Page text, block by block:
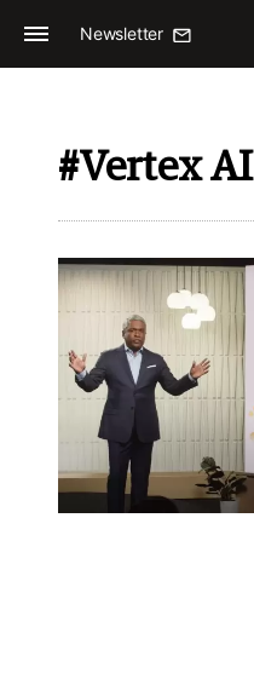
Newsletter
#Vertex AI